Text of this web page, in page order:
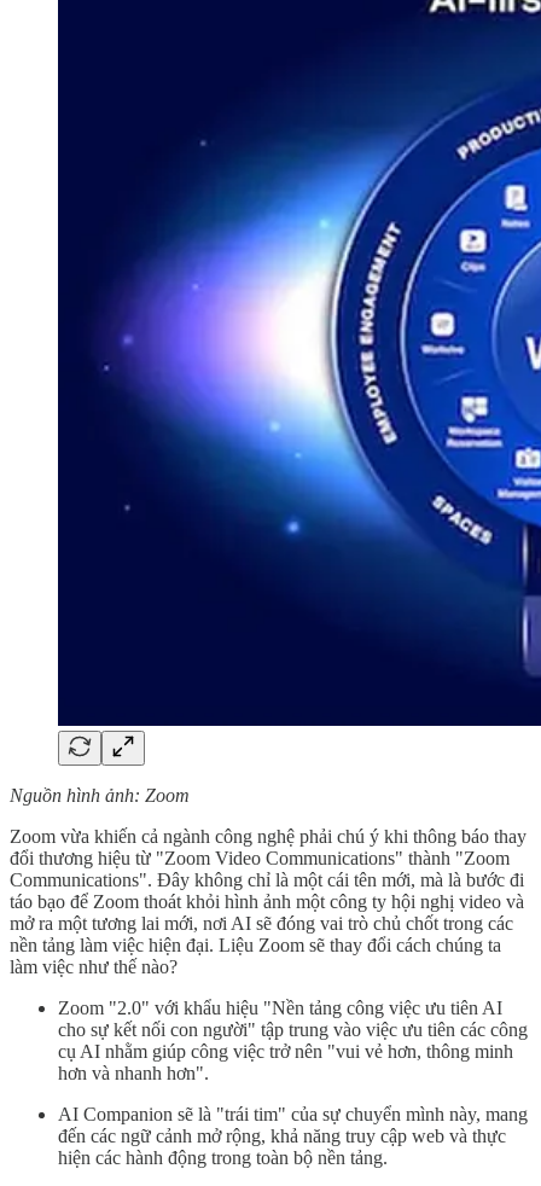
Nguồn hình ảnh: Zoom
Zoom vừa khiến cả ngành công nghệ phải chú ý khi thông báo thay
đổi thương hiệu từ "Zoom Video Communications" thành "Zoom
Communications". Đây không chỉ là một cái tên mới, mà là bước đi
táo bạo để Zoom thoát khỏi hình ảnh một công ty hội nghị video và
mở ra một tương lai mới, nơi AI sẽ đóng vai trò chủ chốt trong các
nền tảng làm việc hiện đại. Liệu Zoom sẽ thay đổi cách chúng ta
làm việc như thế nào?
Zoom "2.0" với khẩu hiệu "Nền tảng công việc ưu tiên AI
cho sự kết nối con người" tập trung vào việc ưu tiên các công
cụ AI nhằm giúp công việc trở nên "vui vẻ hơn, thông minh
hơn và nhanh hơn".
AI Companion sẽ là "trái tim" của sự chuyển mình này, mang
đến các ngữ cảnh mở rộng, khả năng truy cập web và thực
hiện các hành động trong toàn bộ nền tảng.